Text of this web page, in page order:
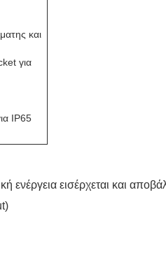
και
για
IP65
εισέρχεται και